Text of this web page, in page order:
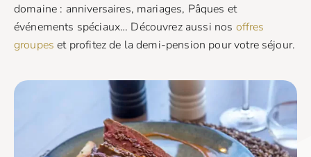
domaine : anniversaires, mariages, Pâques et
événements spéciaux… Découvrez aussi nos offres
groupes et profitez de la demi-pension pour votre séjour.